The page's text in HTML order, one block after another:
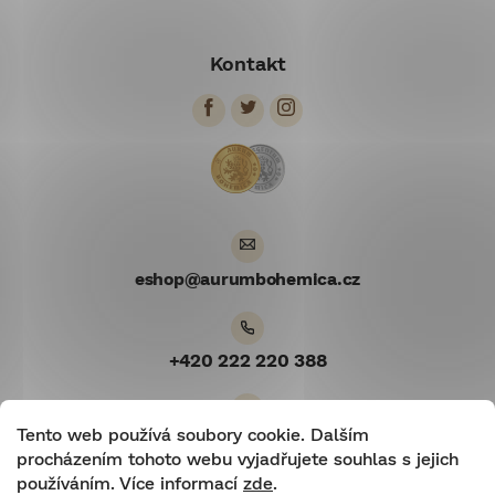
Tento web používá soubory cookie. Dalším
procházením tohoto webu vyjadřujete souhlas s jejich
používáním. Více informací zde.
Kontakt
eshop@aurumbohemica.cz
+420 222 220 388
Youtube